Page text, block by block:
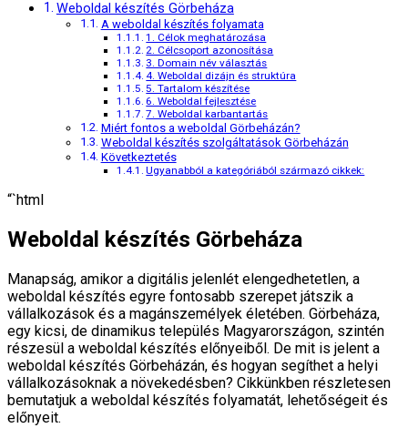
Weboldal készítés Görbeháza
A weboldal készítés folyamata
1. Célok meghatározása
2. Célcsoport azonosítása
3. Domain név választás
4. Weboldal dizájn és struktúra
5. Tartalom készítése
6. Weboldal fejlesztése
7. Weboldal karbantartás
Miért fontos a weboldal Görbeházán?
Weboldal készítés szolgáltatások Görbeházán
Következtetés
Ugyanabból a kategóriából származó cikkek:
“`html
Weboldal készítés Görbeháza
Manapság, amikor a digitális jelenlét elengedhetetlen, a
weboldal készítés egyre fontosabb szerepet játszik a
vállalkozások és a magánszemélyek életében. Görbeháza,
egy kicsi, de dinamikus település Magyarországon, szintén
részesül a weboldal készítés előnyeiből. De mit is jelent a
weboldal készítés Görbeházán, és hogyan segíthet a helyi
vállalkozásoknak a növekedésben? Cikkünkben részletesen
bemutatjuk a weboldal készítés folyamatát, lehetőségeit és
előnyeit.